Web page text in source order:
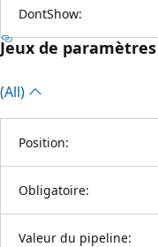
DontShow:
Jeux de paramètres
(All)
Position:
Obligatoire:
Valeur du pipeline: